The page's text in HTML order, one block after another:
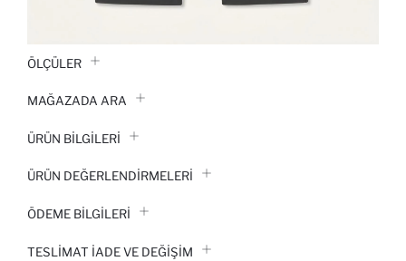
ÖLÇÜLER
MAĞAZADA ARA
ÜRÜN BILGILERI
ÜRÜN DEĞERLENDİRMELERİ
ÖDEME BİLGİLERİ
TESLIMAT İADE VE DEĞIŞIM